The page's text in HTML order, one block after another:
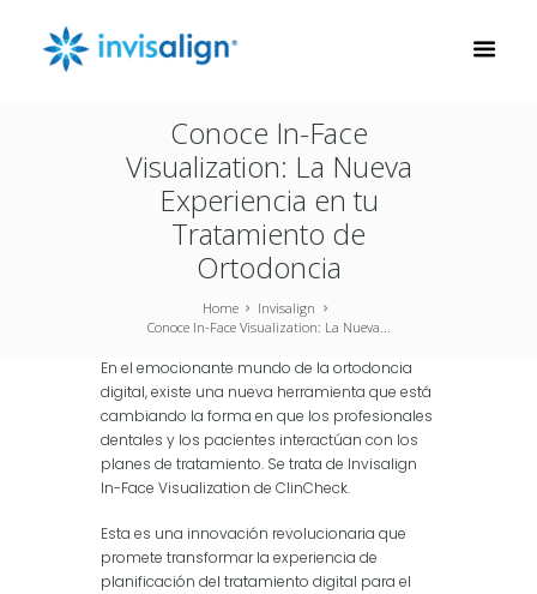
Conoce In-Face
Visualization: La Nueva
Experiencia en tu
Tratamiento de
Ortodoncia
Home
Invisalign
Conoce In-Face Visualization: La Nueva...
En el emocionante mundo de la ortodoncia
digital, existe una nueva herramienta que está
cambiando la forma en que los profesionales
dentales y los pacientes interactúan con los
planes de tratamiento. Se trata de lnvisalign
In-Face Visualization de ClinCheck.
Esta es una innovación revolucionaria que
promete transformar la experiencia de
planificación del tratamiento digital para el